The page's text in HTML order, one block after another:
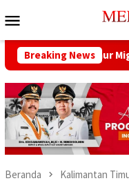
ke
Mobile
Breaking News
13 Sumur Migas
Beranda Kalimantan